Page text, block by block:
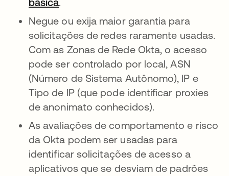
básica.
Negue ou exija maior garantia para
solicitações de redes raramente usadas.
Com as Zonas de Rede Okta, o acesso
pode ser controlado por local, ASN
(Número de Sistema Autônomo), IP e
Tipo de IP (que pode identificar proxies
de anonimato conhecidos).
As avaliações de comportamento e risco
da Okta podem ser usadas para
identificar solicitações de acesso a
aplicativos que se desviam de padrões